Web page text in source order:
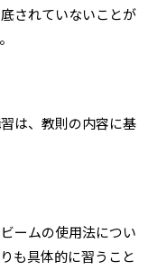
されていないことが
は、教則の内容に基
ームの使用法につい
も具体的に習うこと